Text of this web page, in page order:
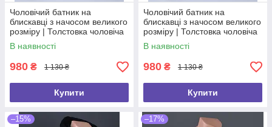
Чоловічий батник на
блискавці з начосом великого
розміру | Толстовка чоловіча
на флісі сіра Туреччина 6165
Б
В наявності
980 ₴ 1 130 ₴
Купити
Чоловічий батник на
блискавці з начосом великого
розміру | Толстовка чоловіча
на флісі сіра Туреччина 6166
Б
В наявності
980 ₴ 1 130 ₴
Купити
–15% –17%